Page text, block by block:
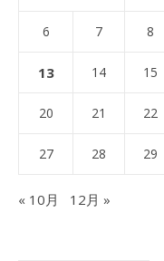
6 7 8
13 14 15
20 21 22
27 28 29
« 10月 12月 »